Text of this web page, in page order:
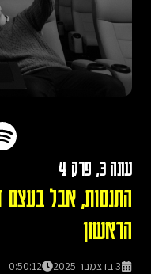
עונה3, פרק 4
התנסות, אבל בעצם
הראשון
3 בדצמבר 2025 0:50:12